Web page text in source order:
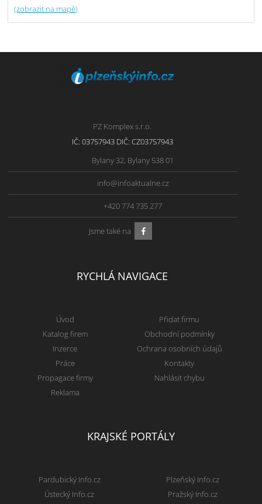
(zobrazit na mapě)
PZ Komplex s.r.o.
IČ: 03757943 DIČ: CZ03757943
Bylany 32, Bylany 538 01
info@infoaktualne.cz
+420 774 735 277
Jsme také na
RYCHLÁ NAVIGACE
Úvod
Katalog firem
Inzerce
Práce
Propagace firmy
Reklama
Přidat firmu
Obchodní podmínky
Ochrana osobních údajů
Kontakty
Nahlásit chybu
KRAJSKÉ PORTÁLY
Pardubický Info.cz
Ústecký Info.cz
Plzeňský Info.cz
Pražský Info.cz